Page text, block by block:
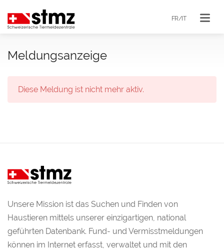
FR/IT
Meldungsanzeige
Diese Meldung ist nicht mehr aktiv.
Unsere Mission ist das Suchen und Finden von
Haustieren mittels unserer einzigartigen, national
geführten Datenbank. Fund- und Vermisstmeldungen
können im Internet erfasst, verwaltet und mit den